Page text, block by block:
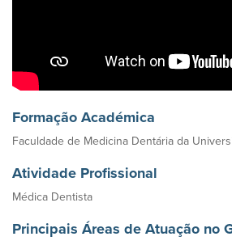
Formação Académica
Faculdade de Medicina Dentária da
Atividade Profissional
Médica Dentista
Principais Áreas de Atuação no